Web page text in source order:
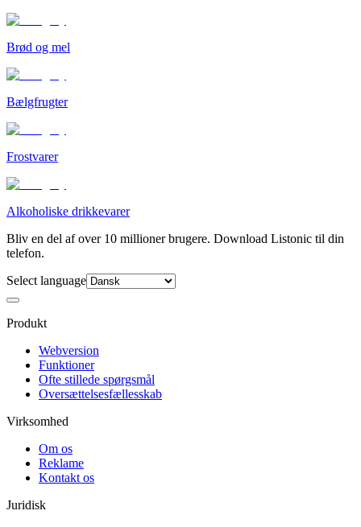
Brød og mel
Bælgfrugter
Frostvarer
Alkoholiske drikkevarer
Bliv en del af over 10 millioner brugere. Download Listonic til din
telefon.
Select language
Produkt
Webversion
Funktioner
Ofte stillede spørgsmål
Oversættelsesfællesskab
Virksomhed
Om os
Reklame
Kontakt os
Juridisk